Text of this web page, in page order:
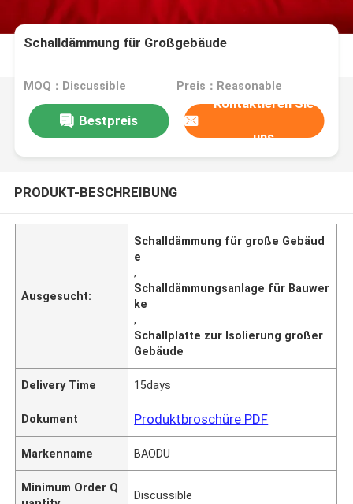
Schalldämmung für Großgebäude
MOQ：Discussible Preis：Reasonable
Bestpreis
Kontaktieren Sie
uns
PRODUKT-BESCHREIBUNG
Ausgesucht:
Schalldämmung für große Gebäud
e
,
Schalldämmungsanlage für Bauwer
ke
,
Schallplatte zur Isolierung großer
Gebäude
Delivery Time 15days
Dokument Produktbroschüre PDF
Markenname BAODU
Minimum Order Q
Discussible